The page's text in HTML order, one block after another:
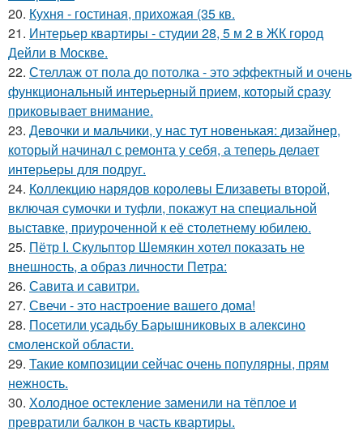
20. Кухня - гостиная, прихожая (35 кв.
21. Интерьер квартиры - студии 28, 5 м 2 в ЖК город
Дейли в Москве.
22. Стеллаж от пола до потолка - это эффектный и очень
функциональный интерьерный прием, который сразу
приковывает внимание.
23. Девочки и мальчики, у нас тут новенькая: дизайнер,
который начинал с ремонта у себя, а теперь делает
интерьеры для подруг.
24. Коллекцию нарядов королевы Елизаветы второй,
включая сумочки и туфли, покажут на специальной
выставке, приуроченной к её столетнему юбилею.
25. Пётр I. Скульптор Шемякин хотел показать не
внешность, а образ личности Петра:
26. Савита и савитри.
27. Свечи - это настроение вашего дома!
28. Посетили усадьбу Барышниковых в алексино
смоленской области.
29. Такие композиции сейчас очень популярны, прям
нежность.
30. Холодное остекление заменили на тёплое и
превратили балкон в часть квартиры.